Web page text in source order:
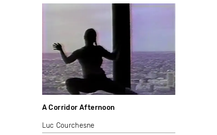
A Corridor Afternoon
Luc Courchesne